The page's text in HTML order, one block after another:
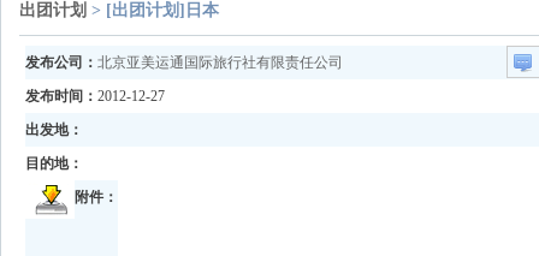
出团计划 > [出团计划]日本
发布公司： 北京亚美运通国际旅行社有限责任公司
发布时间： 2012-12-27
出发地：
目的地：
附件：